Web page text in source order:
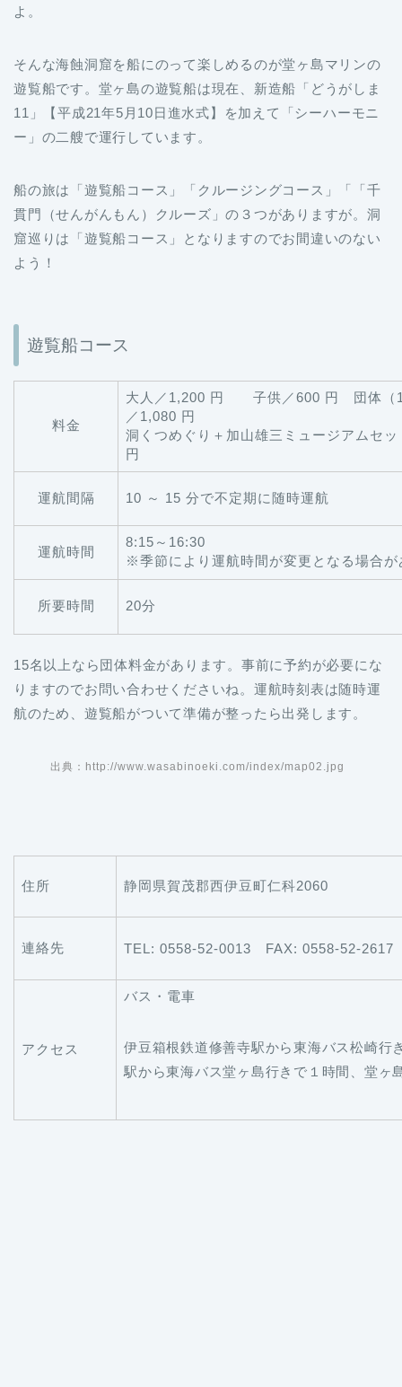
よ。
そんな海蝕洞窟を船にのって楽しめるのが堂ヶ島マリンの
遊覧船です。堂ヶ島の遊覧船は現在、新造船「どうがしま
11」【平成21年5月10日進水式】を加えて「シーハーモニ
ー」の二艘で運行しています。
船の旅は「遊覧船コース」「クルージングコース」「「千
貫門（せんがんもん）クルーズ」の３つがありますが。洞
窟巡りは「遊覧船コース」となりますのでお間違いのない
よう！
遊覧船コース
料金
大人／1,200 円 子供／600 円 団体（
／1,080 円
洞くつめぐり＋加山雄三ミュージアムセ
円
運航間隔 10 ～ 15 分で不定期に随時運航
運航時間
8:15～16:30
※季節により運航時間が変更となる場合が
所要時間 20分
15名以上なら団体料金があります。事前に予約が必要にな
りますのでお問い合わせくださいね。運航時刻表は随時運
航のため、遊覧船がついて準備が整ったら出発します。
出典：http://www.wasabinoeki.com/index/map02.jpg
住所 静岡県賀茂郡西伊豆町仁科2060
連絡先 TEL: 0558-52-0013 FAX: 0558-52-2617
アクセス
バス・電車
伊豆箱根鉄道修善寺駅から東海バス松崎行
駅から東海バス堂ヶ島行きで１時間、堂ヶ